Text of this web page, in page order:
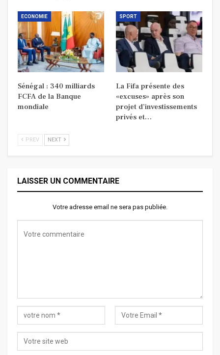
ECONOMIE
Sénégal : 340 milliards
FCFA de la Banque
mondiale
SPORT
La Fifa présente des
«excuses» après son
projet d’investissements
privés et…
PREV NEXT
LAISSER UN COMMENTAIRE
Votre adresse email ne sera pas publiée.